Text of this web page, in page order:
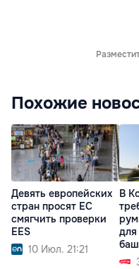
Похожие
Девять европейских
стран просят ЕС
смягчить проверки
EES
10 Июл. 21:21
В
для